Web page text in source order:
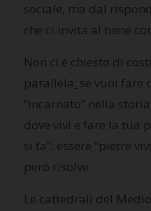
sociale, ma dal
che ci invita al bene
Non ci è chiesto di
parallela: se vuoi fare
“incarnato” nella
dove vivi e fare la tua
si fa”: essere “pietre
però risolve.
Le cattedrali del